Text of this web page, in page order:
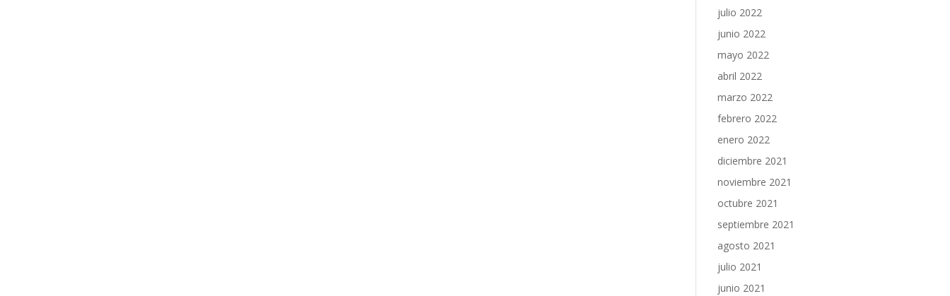
julio 2022
junio 2022
mayo 2022
abril 2022
marzo 2022
febrero 2022
enero 2022
diciembre 2021
noviembre 2021
octubre 2021
septiembre 2021
agosto 2021
julio 2021
junio 2021